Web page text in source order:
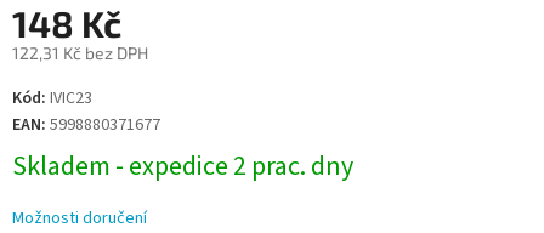
148 Kč
122,31 Kč bez DPH
Měrná
cena:
Kód: IVIC23
EAN: 5998880371677
Skladem - expedice 2 prac. dny
Možnosti doručení